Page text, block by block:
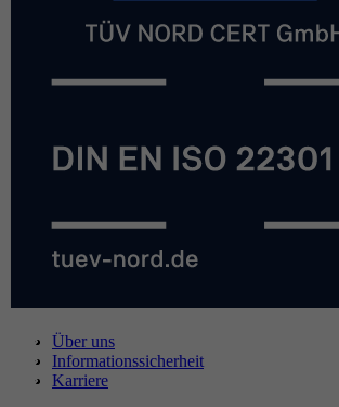
Über uns
Informationssicherheit
Karriere